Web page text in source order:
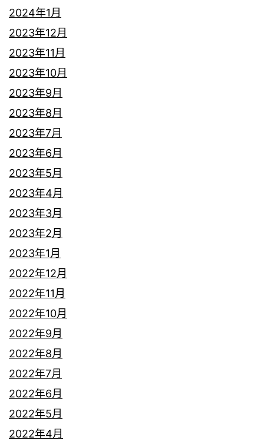
2024年1月
2023年12月
2023年11月
2023年10月
2023年9月
2023年8月
2023年7月
2023年6月
2023年5月
2023年4月
2023年3月
2023年2月
2023年1月
2022年12月
2022年11月
2022年10月
2022年9月
2022年8月
2022年7月
2022年6月
2022年5月
2022年4月